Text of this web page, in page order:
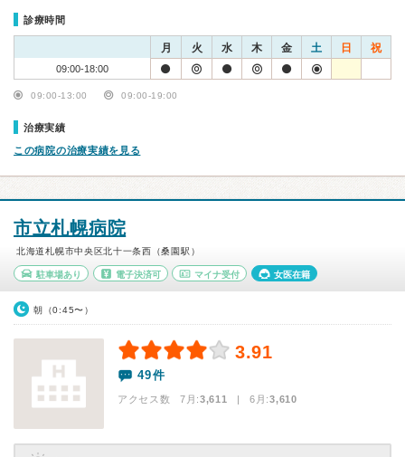
診療時間
月 火 水 木 金 土 日 祝
09:00-18:00
09:00-13:00 09:00-19:00
治療実績
この病院の治療実績を見る
市立札幌病院
北海道札幌市中央区北十一条西（桑園駅）
駐車場あり 電子決済可 マイナ受付 女医在籍
朝（0:45〜）
3.91
49件
アクセス数 7月:3,611 | 6月:3,610